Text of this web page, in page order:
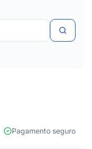
Pagamento seguro